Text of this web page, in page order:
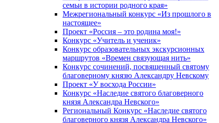
семьи в истории родного края»
Межрегиональный конкурс «Из прошлого в
настоящее»
Проект «Россия – это родина моя!»
Конкурс «Учитель и ученик»
Конкурс образовательных экскурсионных
маршрутов «Времен связующая нить»
Конкурс сочинений, посвященный святому
благоверному князю Александру Невскому
Проект «У восхода России»
Конкурс «Наследие святого благоверного
князя Александра Невского»
Региональный Конкурс «Наследие святого
благоверного князя Александра Невского»